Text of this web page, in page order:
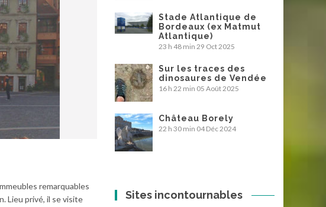
remarquables
Lieu privé, il se visite
Stade Atlantique de
Bordeaux (ex Matmut
Atlantique)
23 h 48 min 29 Oct 2025
Sur les traces des
dinosaures de Vendée
16 h 22 min 05 Août 2025
Château Borely
22 h 30 min 04 Déc 2024
Sites incontournables